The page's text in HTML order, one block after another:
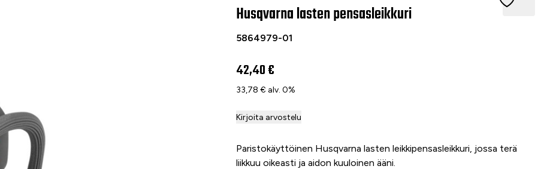
Husqvarna lasten pensasleikkuri
5864979-01
42,40 €
33,78 € alv. 0%
Kirjoita arvostelu
Paristokäyttöinen Husqvarna lasten leikkipensasleikkuri, jossa terä
liikkuu oikeasti ja aidon kuuloinen ääni.